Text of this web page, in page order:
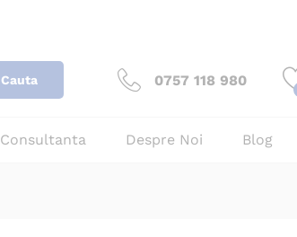
Cauta 0757 118 980
Consultanta Despre Noi Blog